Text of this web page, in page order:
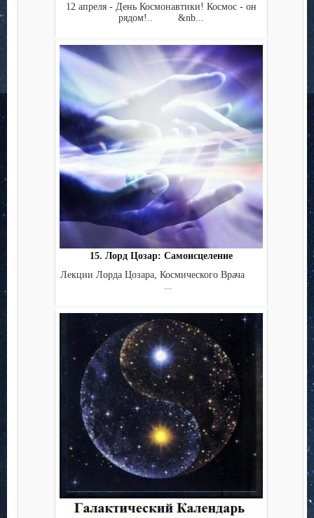
12 апреля - День Космонавтики! Космос - он
рядом!.. &nb...
15. Лорд Цозар: Самоисцеление
Лекции Лорда Цозара, Космического Врача